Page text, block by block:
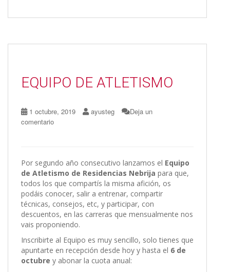
e
b
k
to
d
ai
l
m
p
r
EQUIPO DE ATLETISMO
1 octubre, 2019 ayusteg
Deja un
comentario
Por segundo año consecutivo lanzamos el Equipo
de Atletismo de Residencias Nebrija para que,
todos los que compartís la misma afición, os
podáis conocer, salir a entrenar, compartir
técnicas, consejos, etc, y participar, con
descuentos, en las carreras que mensualmente nos
vais proponiendo.
Inscribirte al Equipo es muy sencillo, solo tienes que
apuntarte en recepción desde hoy y hasta el 6 de
octubre y abonar la cuota anual: